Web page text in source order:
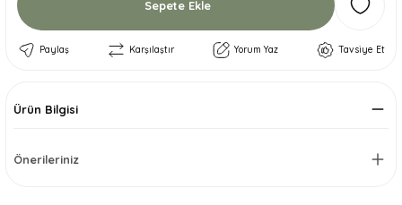
Sepete Ekle
Paylaş Karşılaştır Yorum Yaz Tavsiye Et
Ürün Bilgisi
Önerileriniz